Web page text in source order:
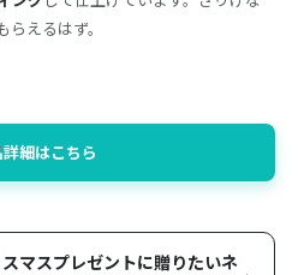
えるはず。
細はこちら
マスプレゼントに贈りたいネ